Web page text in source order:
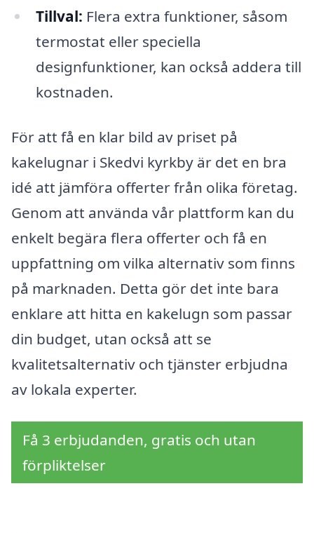
Tillval: Flera extra funktioner, såsom
termostat eller speciella
designfunktioner, kan också addera till
kostnaden.
För att få en klar bild av priset på
kakelugnar i Skedvi kyrkby är det en bra
idé att jämföra offerter från olika företag.
Genom att använda vår plattform kan du
enkelt begära flera offerter och få en
uppfattning om vilka alternativ som finns
på marknaden. Detta gör det inte bara
enklare att hitta en kakelugn som passar
din budget, utan också att se
kvalitetsalternativ och tjänster erbjudna
av lokala experter.
Få 3 erbjudanden, gratis och utan
förpliktelser